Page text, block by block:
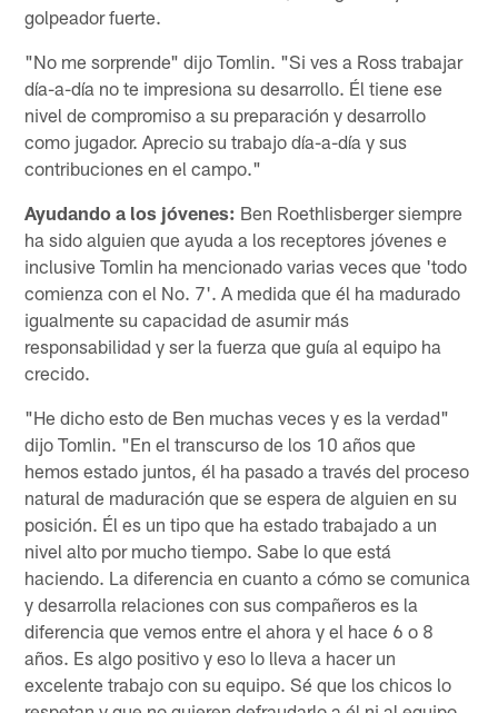
golpeador fuerte.
"No me sorprende" dijo Tomlin. "Si ves a Ross trabajar
día-a-día no te impresiona su desarrollo. Él tiene ese
nivel de compromiso a su preparación y desarrollo
como jugador. Aprecio su trabajo día-a-día y sus
contribuciones en el campo."
Ayudando a los jóvenes: Ben Roethlisberger siempre
ha sido alguien que ayuda a los receptores jóvenes e
inclusive Tomlin ha mencionado varias veces que 'todo
comienza con el No. 7'. A medida que él ha madurado
igualmente su capacidad de asumir más
responsabilidad y ser la fuerza que guía al equipo ha
crecido.
"He dicho esto de Ben muchas veces y es la verdad"
dijo Tomlin. "En el transcurso de los 10 años que
hemos estado juntos, él ha pasado a través del proceso
natural de maduración que se espera de alguien en su
posición. Él es un tipo que ha estado trabajado a un
nivel alto por mucho tiempo. Sabe lo que está
haciendo. La diferencia en cuanto a cómo se comunica
y desarrolla relaciones con sus compañeros es la
diferencia que vemos entre el ahora y el hace 6 o 8
años. Es algo positivo y eso lo lleva a hacer un
excelente trabajo con su equipo. Sé que los chicos lo